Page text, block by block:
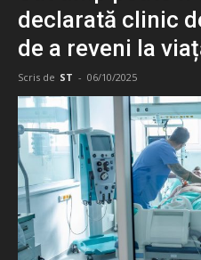
declarată clinic
de a reveni la
Scris de ST - 06/10/2025